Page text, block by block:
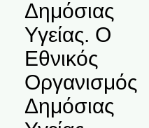
Δημόσιας
Υγείας. Ο
Εθνικός
Οργανισμός
Δημόσιας